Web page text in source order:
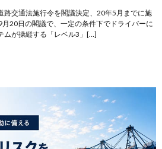
路交通法施行令を閣議決定、20年5月までに施
月20日の閣議で、一定の条件下でドライバーに
ムが操縦する「レベル3」[…]